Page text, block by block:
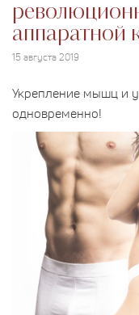
аппаратной
15 августа 2019
Укрепление мышц и
одновременно!